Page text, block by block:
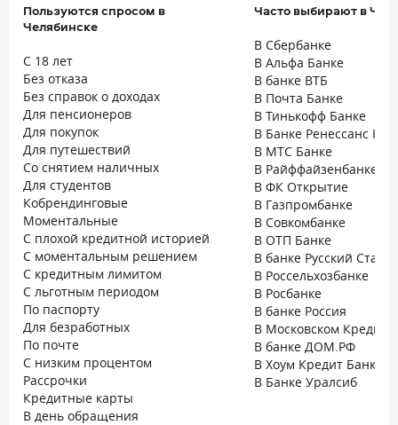
Пользуются спросом в
Челябинске
С 18 лет
Без отказа
Без справок о доходах
Для пенсионеров
Для покупок
Для путешествий
Со снятием наличных
Для студентов
Кобрендинговые
Моментальные
С плохой кредитной историей
С моментальным решением
С кредитным лимитом
С льготным периодом
По паспорту
Для безработных
По почте
С низким процентом
Рассрочки
Кредитные карты
В день обращения
Часто выбирают в
В Сбербанке
В Альфа Банке
В банке ВТБ
В Почта Банке
В Тинькофф Банке
В Банке Ренессанс
В МТС Банке
В Райффайзенбанке
В ФК Открытие
В Газпромбанке
В Совкомбанке
В ОТП Банке
В банке Русский
В Россельхозбанке
В Росбанке
В банке Россия
В Московском
В банке ДОМ.РФ
В Хоум Кредит Банке
В Банке Уралсиб